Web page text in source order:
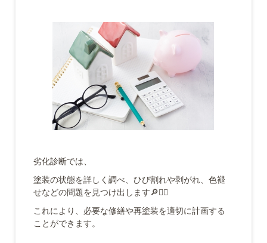
劣化診断では、
塗装の状態を詳しく調べ、ひび割れや剥がれ、色褪
せなどの問題を見つけ出します🔎👷‍♂️
これにより、必要な修繕や再塗装を適切に計画する
ことができます。